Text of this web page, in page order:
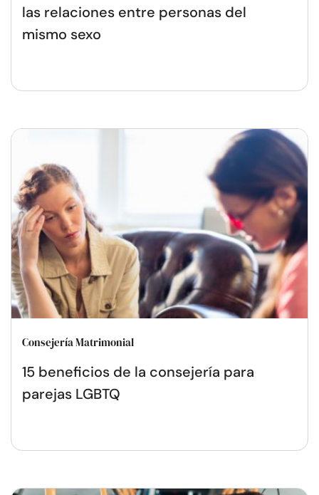
las relaciones entre personas del
mismo sexo
Consejería Matrimonial
15 beneficios de la consejería para
parejas LGBTQ